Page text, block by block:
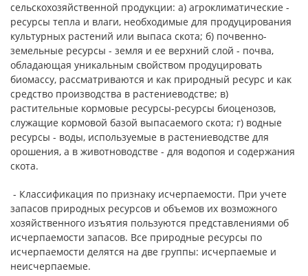
сельскохозяйственной продукции: а) агроклиматические -
ресурсы тепла и влаги, необходимые для продуцирования
культурных растений или выпаса скота; б) почвенно-
земельные ресурсы - земля и ее верхний слой - почва,
обладающая уникальным свойством продуцировать
биомассу, рассматриваются и как природный ресурс и как
средство производства в растениеводстве; в)
растительные кормовые ресурсы-ресурсы биоценозов,
служащие кормовой базой выпасаемого скота; г) водные
ресурсы - воды, используемые в растениеводстве для
орошения, а в животноводстве - для водопоя и содержания
скота.
- Классификация по признаку исчерпаемости. При учете
запасов природных ресурсов и объемов их возможного
хозяйственного изъятия пользуются представлениями об
исчерпаемости запасов. Все природные ресурсы по
исчерпаемости делятся на две группы: исчерпаемые и
неисчерпаемые.